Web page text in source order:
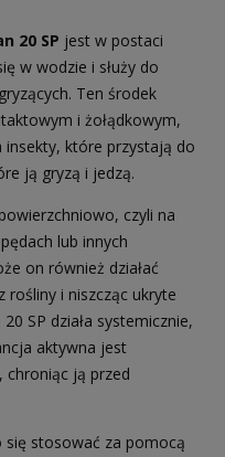
20 SP jest w postaci
w wodzie i służy do
Ten środek
i żołądkowym,
insekty, które przystają do
ją gryzą i jedzą.
czyli na
lub innych
on również działać
rośliny i niszcząc ukryte
SP działa systemicznie,
aktywna jest
chroniąc ją przed
się stosować za pomocą